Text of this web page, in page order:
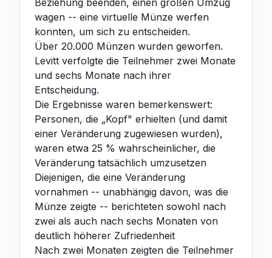
Beziehung beenden, einen großen Umzug
wagen -- eine virtuelle Münze werfen
konnten, um sich zu entscheiden.
Über 20.000 Münzen wurden geworfen.
Levitt verfolgte die Teilnehmer zwei Monate
und sechs Monate nach ihrer
Entscheidung.
Die Ergebnisse waren bemerkenswert:
Personen, die „Kopf" erhielten (und damit
einer Veränderung zugewiesen wurden),
waren etwa 25 % wahrscheinlicher, die
Veränderung tatsächlich umzusetzen
Diejenigen, die eine Veränderung
vornahmen -- unabhängig davon, was die
Münze zeigte -- berichteten sowohl nach
zwei als auch nach sechs Monaten von
deutlich höherer Zufriedenheit
Nach zwei Monaten zeigten die Teilnehmer